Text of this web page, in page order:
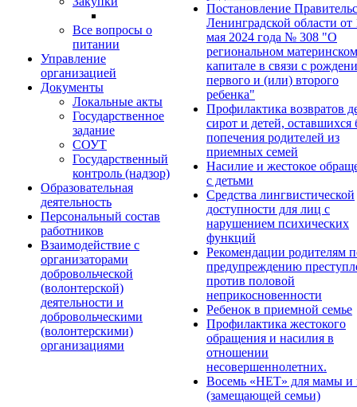
Все вопросы о
питании
Управление
организацией
Документы
Локальные акты
Государственное
задание
СОУТ
Государственный
контроль (надзор)
Образовательная
деятельность
Персональный состав
работников
Взаимодействие с
организаторами
добровольческой
(волонтерской)
деятельности и
добровольческими
(волонтерскими)
организациями
Постановление
Ленинградской области от
мая 2024 года № 308 "О
региональном материнском
капитале в связи с
первого и (или) второго
ребенка"
Профилактика возвратов
сирот и детей, оставшихся
попечения родителей из
приемных семей
Насилие и жестокое
с детьми
Средства лингвистической
доступности для лиц с
нарушением психических
функций
Рекомендации родителям
предупреждению
против половой
неприкосновенности
Ребенок в приемной семье
Профилактика жестокого
обращения и насилия в
отношении
несовершеннолетних.
Восемь «НЕТ» для мамы и
(замещающей семьи)